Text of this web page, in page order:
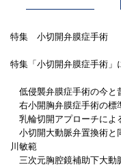
特集 小切開弁膜症手術
特集「小切開弁膜症手術
低侵襲弁膜症手術の今
右小開胸弁膜症手術の
乳輪切開アプローチに
小切開大動脈弁置換術と
川敏範
三次元胸腔鏡補助下大